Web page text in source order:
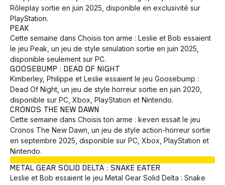
Rôleplay sortie en juin 2025, disponible en exclusivité sur
PlayStation.
PEAK
Cette semaine dans Choisis ton arme : Leslie et Bob essaient
le jeu Peak, un jeu de style simulation sortie en juin 2025,
disponible seulement sur PC.
GOOSEBUMP : DEAD OF NIGHT
Kimberley, Philippe et Leslie essaient le jeu Goosebump :
Dead Of Night, un jeu de style horreur sortie en juin 2020,
disponible sur PC, Xbox, PlayStation et Nintendo.
CRONOS THE NEW DAWN
Cette semaine dans Choisis ton arme : keven essait le jeu
Cronos The New Dawn, un jeu de style action-horreur sortie
en septembre 2025, disponible sur PC, Xbox, PlayStation et
Nintendo.
METAL GEAR SOLID DELTA : SNAKE EATER
Leslie et Bob essaient le jeu Metal Gear Solid Delta : Snake